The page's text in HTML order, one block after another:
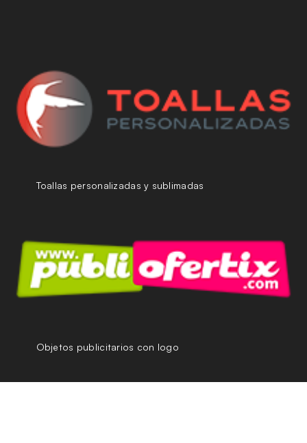
Toallas personalizadas y sublimadas
Objetos publicitarios con logo